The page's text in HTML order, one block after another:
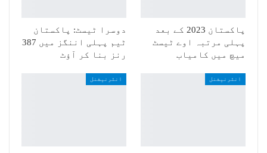
پاکستان 2023 کے بعد
پہلی مرتبہ اوے ٹیسٹ
میچ میں کامیاب
دوسرا ٹیسٹ: پاکستان
ٹیم پہلی اننگز میں 387
رنز بنا کر آؤٹ
انٹرنیشنل انٹرنیشنل